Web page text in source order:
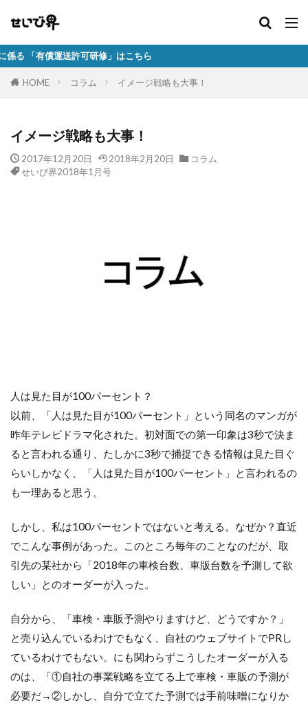
送許可研修」はこちら
HOME コラム イメージ戦略も大事！
イメージ戦略も大事！
2017年12月20日 2018年2月20日
コラム
せいび界2018年1月号
人は見た目が100パーセント？
以前、「人は見た目が100パーセント」という同名のマンガが
昨年テレビドラマ化された。初対面での第一印象は3秒で決ま
ると言われる通り、たしかに3秒で捕捉できる情報は見た目ぐ
らいしかなく、「人は見た目が100パーセント」と言われるの
も一理あると思う。
しかし、私は100パーセントではないと考える。なぜか？直近
でこんな事例があった。このところ毎年のことなのだが、取
引先の某社から「2018年の車検台数、車版台数を予測して欲
しい」とのオーダーが入った。
自分から、「車検・車販予測やりますけど、どうですか？」
と売り込んでいるわけでもなく、自社のウェブサイトでPRし
ているわけでもない。にも関わらずこうしたオーダーが入る
のは、「①自社の事業戦略を立てる上で車検・車販の予測が
必要だ→②しかし、自分で立てた予測では手前味噌になりか